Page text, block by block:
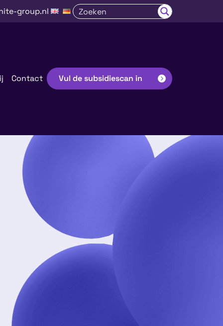
group.nl
Contact Vul de subsidiescan in